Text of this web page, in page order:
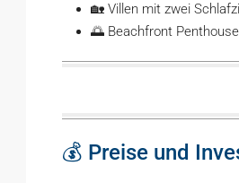
🏡 Villen mit zwei
🌅 Beachfront
💰 Preise und